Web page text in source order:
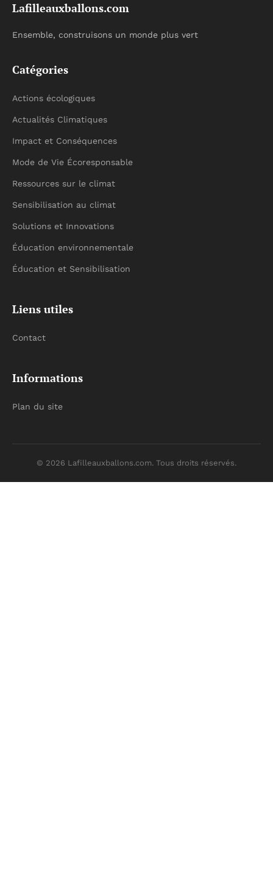
Lafilleauxballons.com
Ensemble, construisons un monde plus vert
Catégories
Actions écologiques
Actualités Climatiques
Impact et Conséquences
Mode de Vie Écoresponsable
Ressources sur le climat
Sensibilisation au climat
Solutions et Innovations
Éducation environnementale
Éducation et Sensibilisation
Liens utiles
Contact
Informations
Plan du site
© 2026 Lafilleauxballons.com. Tous droits réservés.